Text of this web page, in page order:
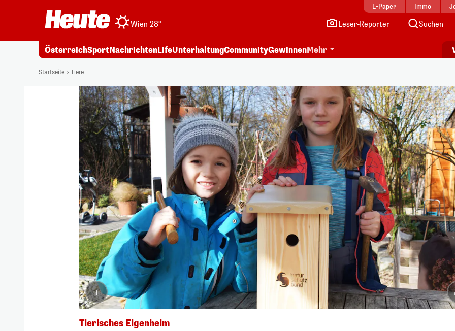
E-Paper Immo
Wien 28° Leser-Reporter Suchen
ÖsterreichSportNachrichtenLifeUnterhaltungCommunityGewinnenMehr
Startseite Tiere
i
Tierisches Eigenheim